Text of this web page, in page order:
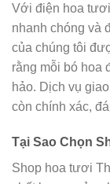
Với điện hoa
nhanh chóng và
của chúng tôi
rằng mỗi bó hoa
hảo. Dịch vụ
còn chính xác,
Tại Sao Chọn
Shop hoa tươi